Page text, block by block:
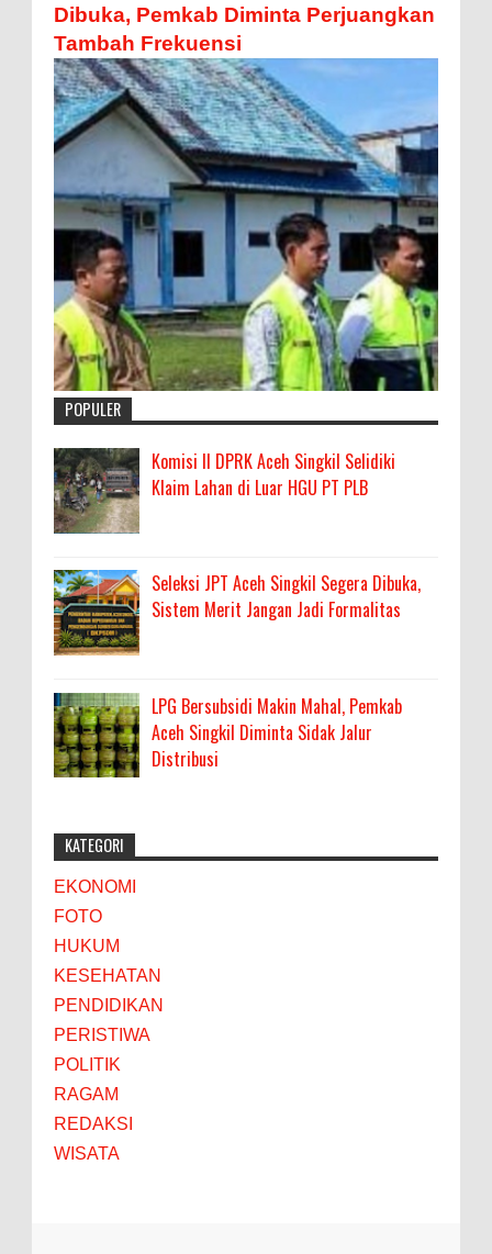
Dibuka, Pemkab Diminta Perjuangkan
Tambah Frekuensi
POPULER
Komisi II DPRK Aceh Singkil Selidiki
Klaim Lahan di Luar HGU PT PLB
Seleksi JPT Aceh Singkil Segera Dibuka,
Sistem Merit Jangan Jadi Formalitas
LPG Bersubsidi Makin Mahal, Pemkab
Aceh Singkil Diminta Sidak Jalur
Distribusi
KATEGORI
EKONOMI
FOTO
HUKUM
KESEHATAN
PENDIDIKAN
PERISTIWA
POLITIK
RAGAM
REDAKSI
WISATA